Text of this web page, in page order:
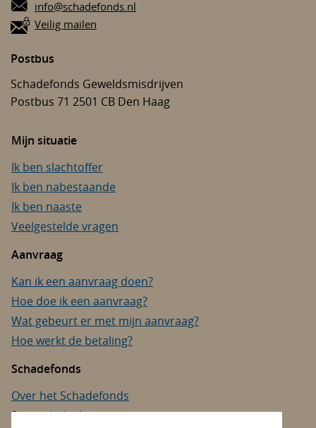
E-mail:
info@schadefonds.nl
Veilig mailen
Postbus
Schadefonds Geweldsmisdrijven
Postbus 71 2501 CB Den Haag
Mijn situatie
Ik ben slachtoffer
Ik ben nabestaande
Ik ben naaste
Veelgestelde vragen
Aanvraag
Kan ik een aanvraag doen?
Hoe doe ik een aanvraag?
Wat gebeurt er met mijn aanvraag?
Hoe werkt de betaling?
Schadefonds
Over het Schadefonds
Privacybeleid